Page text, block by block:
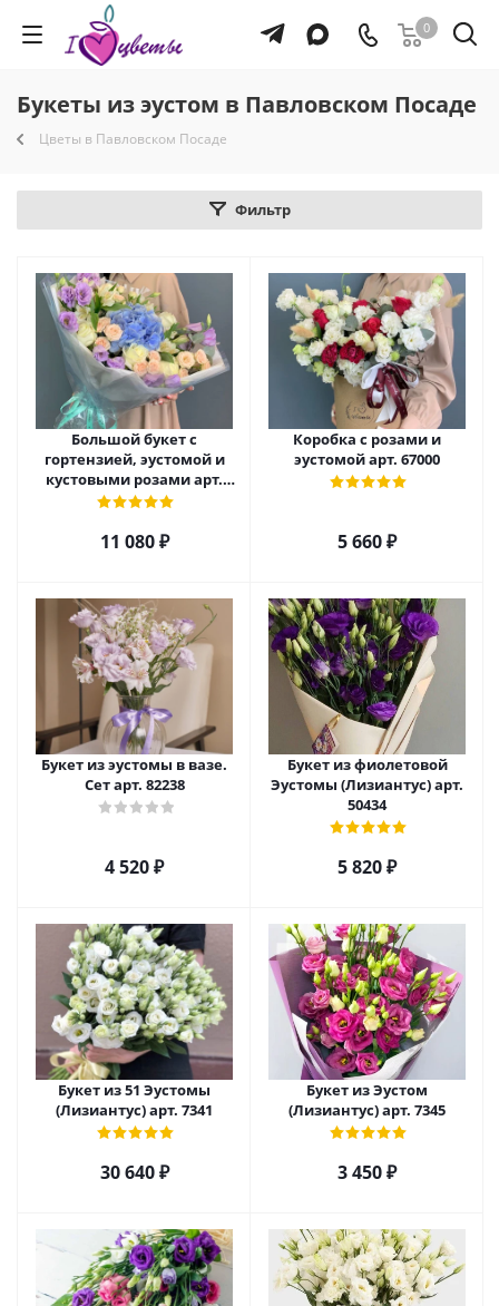
0
Букеты из эустом в Павловском Посаде
Цветы в Павловском Посаде
Фильтр
Большой букет с
гортензией, эустомой и
кустовыми розами арт.
66669
11 080₽
Коробка с розами и
эустомой арт. 67000
5 660₽
Букет из эустомы в вазе.
Сет арт. 82238
4 520₽
Букет из фиолетовой
Эустомы (Лизиантус) арт.
50434
5 820₽
Букет из 51 Эустомы
(Лизиантус) арт. 7341
30 640₽
Букет из Эустом
(Лизиантус) арт. 7345
3 450₽